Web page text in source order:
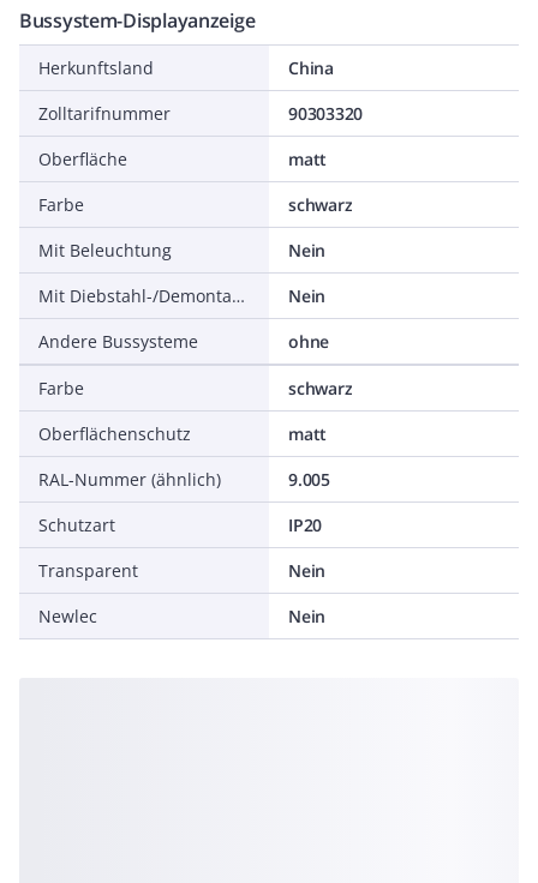
Bussystem-Displayanzeige
Herkunftsland
China
Zolltarifnummer
90303320
Oberfläche
matt
Farbe
schwarz
Mit Beleuchtung
Nein
Mit Diebstahl-/Demontageschutz
Nein
Andere Bussysteme
ohne
Farbe
schwarz
Oberflächenschutz
matt
RAL-Nummer (ähnlich)
9.005
Schutzart
IP20
Transparent
Nein
Newlec
Nein